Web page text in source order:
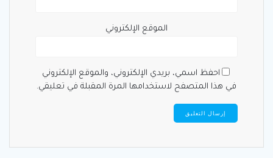
الموقع الإلكتروني
احفظ اسمي، بريدي الإلكتروني، والموقع الإلكتروني
في هذا المتصفح لاستخدامها المرة المقبلة في تعليقي.